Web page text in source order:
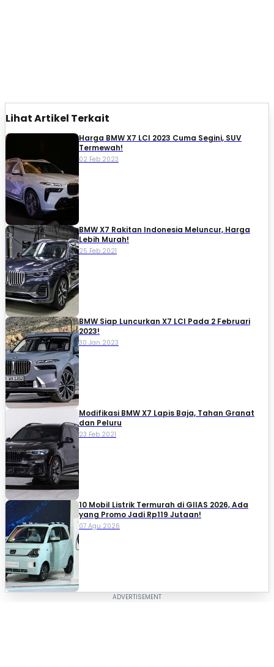
Lihat Artikel Terkait
Harga BMW X7 LCI 2023 Cuma Segini, SUV
Termewah!
02 Feb 2023
BMW X7 Rakitan Indonesia Meluncur, Harga
Lebih Murah!
25 Feb 2021
BMW Siap Luncurkan X7 LCI Pada 2 Februari
2023!
30 Jan 2023
Modifikasi BMW X7 Lapis Baja, Tahan Granat
dan Peluru
23 Feb 2021
10 Mobil Listrik Termurah di GIIAS 2026, Ada
yang Promo Jadi Rp119 Jutaan!
07 Agu 2026